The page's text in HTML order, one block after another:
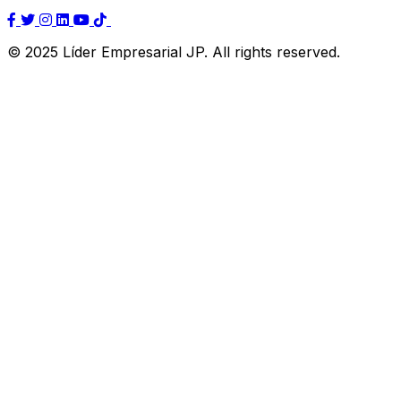
© 2025 Líder Empresarial JP. All rights reserved.